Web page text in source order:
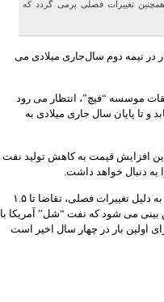
تغییرات فصلی برمی گردد که
تحقیقات موسسه “فیچ”، انتظار افزایش قیمت نفت تا ۷۰ دلار در نیمه دوم سال‌جاری میلادی می
موسسه “فیچ”، انتظار می رود
تا پایان سال جاری میلادی به
افزایش قیمت به کاهش تولید نفت
دنبال خواهد داشت.
همچنین طبق اعلام این موسسه، هر ساله در سه ماه دوم و سوم سال به دلیل تغییرات فصلی، تقاضا تا ۱.۵
بینی می شود که نفت “شل” آمریکا با
بشکه برسد. این برای اولین بار در چهار سال اخیر است